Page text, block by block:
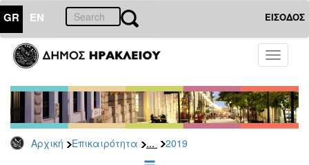
GR EN ΕΙΣΟΔΟΣ
Toggle
Αρχική Επικαιρότητα ... 2019
ΕΠΙΚΑΙΡΟΤΗΤΑ
Τύπου
Αρχείο
2026
2025